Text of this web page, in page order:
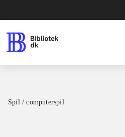
Spil / computerspil